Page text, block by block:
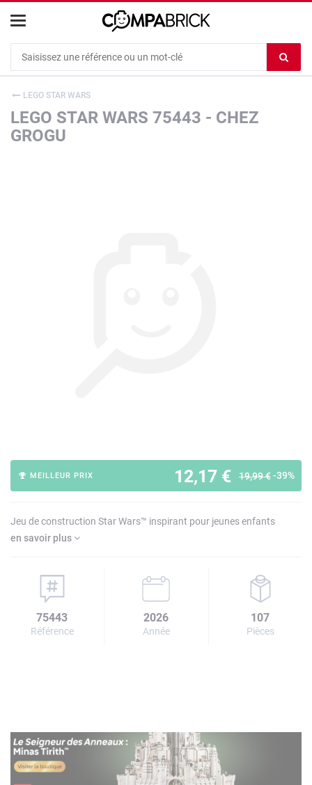
le
LEGO STAR WARS
LEGO STAR WARS 75443 - CHEZ
GROGU
12,17 € 19,99 €-39%
MEILLEUR PRIX
Jeu de construction Star Wars™ inspirant pour jeunes enfants
en savoir plus
75443
Référence
2026
Année
107
Pièces
Cookies management panel